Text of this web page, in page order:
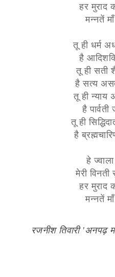
हर मुराद
मन्नतें
तू ही धर्म
है
तू ही सती
है सत्य
तू ही न्याय
है पार्वती
तू ही
है
हे
मेरी विनती
हर मुराद
मन्नतें
रजनीश तिवारी 'अनपढ़